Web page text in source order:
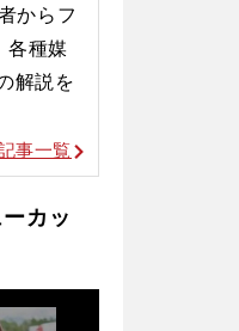
からフ
各種媒
解説を
事一覧
カッ